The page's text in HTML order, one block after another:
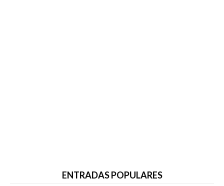
ENTRADAS POPULARES